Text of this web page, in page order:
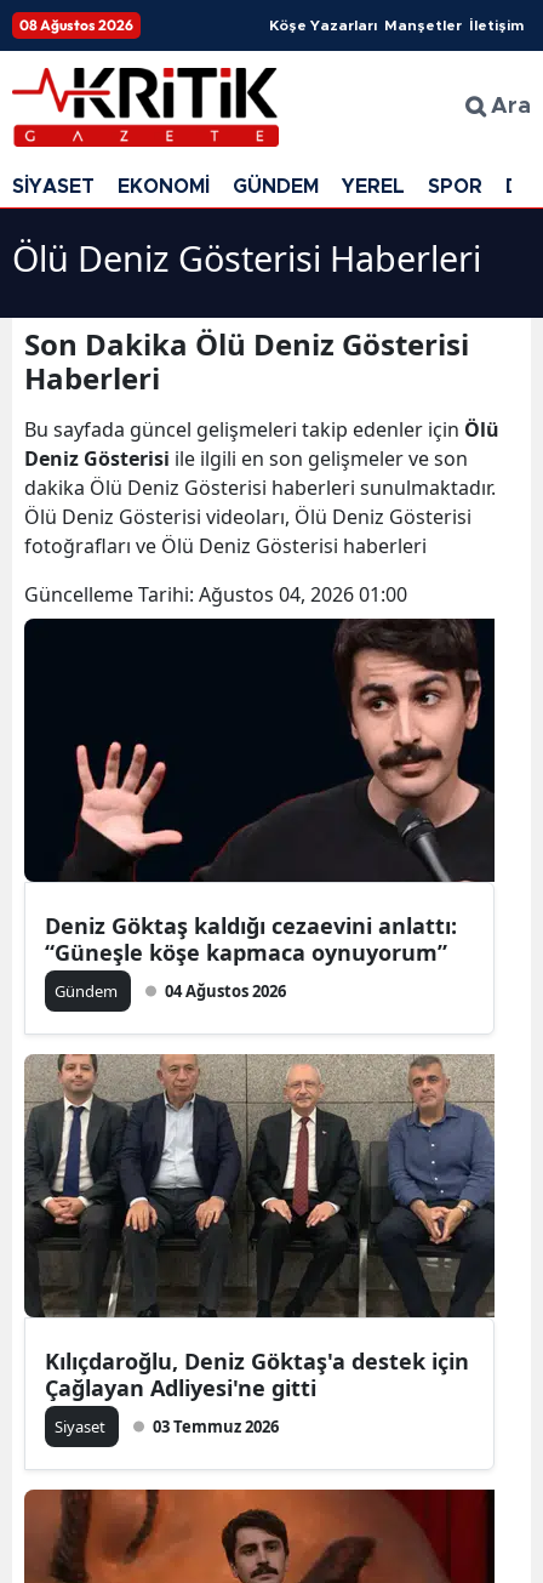
08 Ağustos 2026 Köşe Yazarları Manşetler İletişim
Ara
SİYASET EKONOMİ GÜNDEM YEREL SPOR
Ölü Deniz Gösterisi Haberleri
Son Dakika Ölü Deniz Gösterisi
Haberleri
Bu sayfada güncel gelişmeleri takip edenler için Ölü
Deniz Gösterisi ile ilgili en son gelişmeler ve son
dakika Ölü Deniz Gösterisi haberleri sunulmaktadır.
Ölü Deniz Gösterisi videoları, Ölü Deniz Gösterisi
fotoğrafları ve Ölü Deniz Gösterisi haberleri
Güncelleme Tarihi: Ağustos 04, 2026 01:00
Deniz Göktaş kaldığı cezaevini anlattı:
“Güneşle köşe kapmaca oynuyorum”
Gündem 04 Ağustos 2026
Kılıçdaroğlu, Deniz Göktaş'a destek için
Çağlayan Adliyesi'ne gitti
Siyaset 03 Temmuz 2026